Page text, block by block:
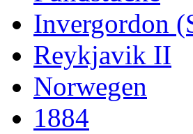
Invergordon
Reykjavik II
Norwegen
1884